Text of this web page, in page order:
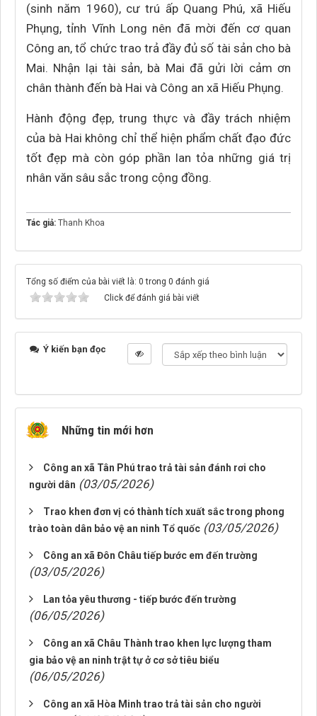
(sinh năm 1960), cư trú ấp Quang Phú, xã Hiếu
Phụng, tỉnh Vĩnh Long nên đã mời đến cơ quan
Công an, tổ chức trao trả đầy đủ số tài sản cho bà
Mai. Nhận lại tài sản, bà Mai đã gửi lời cảm ơn
chân thành đến bà Hai và Công an xã Hiếu Phụng.
Hành động đẹp, trung thực và đầy trách nhiệm
của bà Hai không chỉ thể hiện phẩm chất đạo đức
tốt đẹp mà còn góp phần lan tỏa những giá trị
nhân văn sâu sắc trong cộng đồng.
Tác giả: Thanh Khoa
Tổng số điểm của bài viết là: 0 trong 0 đánh giá
Click để đánh giá bài viết
Ý kiến bạn đọc
Những tin mới hơn
Công an xã Tân Phú trao trả tài sản đánh rơi cho
người dân (03/05/2026)
Trao khen đơn vị có thành tích xuất sắc trong phong
trào toàn dân bảo vệ an ninh Tổ quốc (03/05/2026)
Công an xã Đôn Châu tiếp bước em đến trường
(03/05/2026)
Lan tỏa yêu thương - tiếp bước đến trường
(06/05/2026)
Công an xã Châu Thành trao khen lực lượng tham
gia bảo vệ an ninh trật tự ở cơ sở tiêu biểu
(06/05/2026)
Công an xã Hòa Minh trao trả tài sản cho người